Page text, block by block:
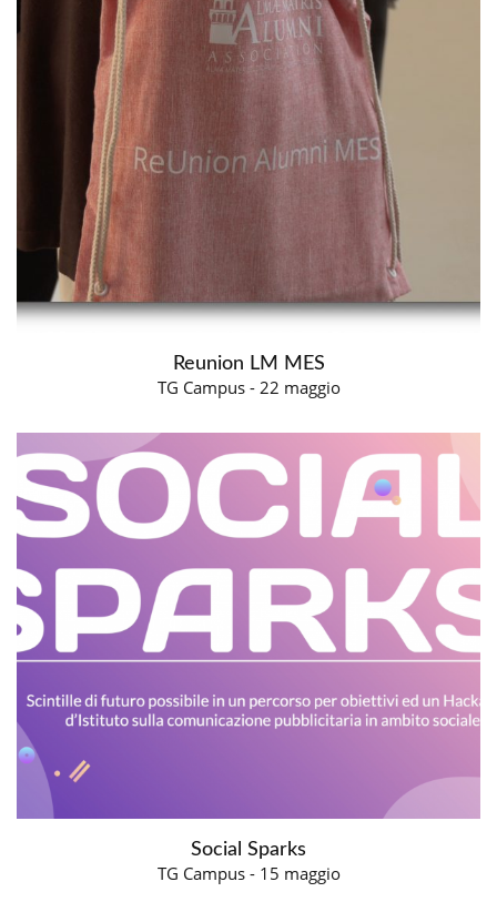
Reunion LM MES
TG Campus - 22 maggio
Social Sparks
TG Campus - 15 maggio